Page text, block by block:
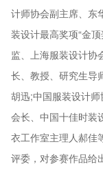
计师协会副主席、东
装设计最高奖项“金
监、上海服装设计协
长、教授、研究生导
胡迅;中国服装设计
会长、中国十佳时装
衣工作室主理人郝佳
评委，对参赛作品给